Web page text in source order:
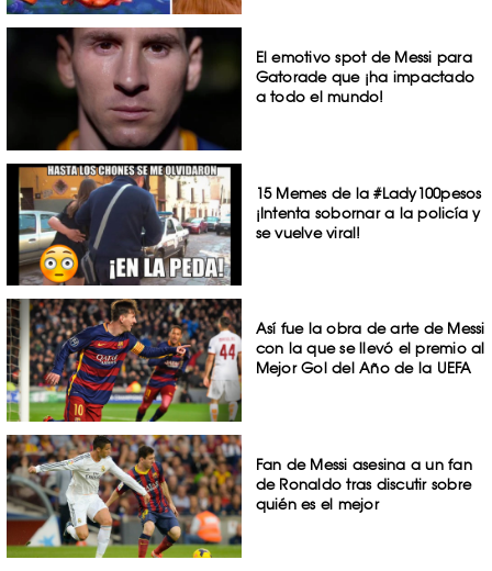
El emotivo spot de Messi para
Gatorade que ¡ha impactado
a todo el mundo!
15 Memes de la #Lady100pesos
¡Intenta sobornar a la policía y
se vuelve viral!
Así fue la obra de arte de Messi
con la que se llevó el premio al
Mejor Gol del Año de la UEFA
Fan de Messi asesina a un fan
de Ronaldo tras discutir sobre
quién es el mejor